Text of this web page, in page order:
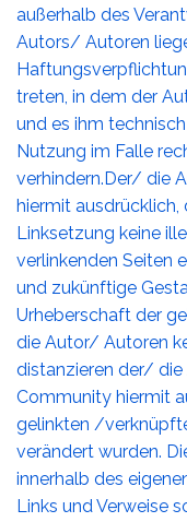
außerhalb des
Autors/ Autoren
treten, in dem der
und es ihm
Nutzung im Falle
verhindern.Der/ die
hiermit
Linksetzung keine
verlinkenden Seiten
und zukünftige
Urheberschaft der
die Autor/ Autoren
distanzieren der/
Community hiermit
gelinkten /
verändert wurden.
innerhalb des
Links und Verweise